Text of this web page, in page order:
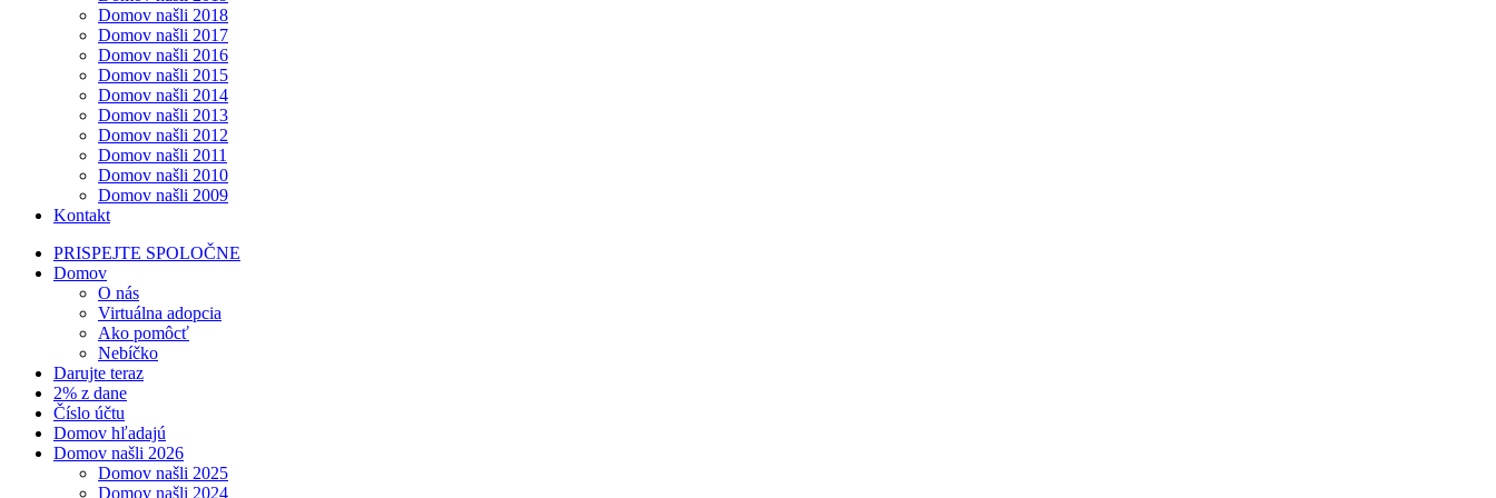
Domov našli 2018
Domov našli 2017
Domov našli 2016
Domov našli 2015
Domov našli 2014
Domov našli 2013
Domov našli 2012
Domov našli 2011
Domov našli 2010
Domov našli 2009
Kontakt
PRISPEJTE SPOLOČNE
Domov
O nás
Virtuálna adopcia
Ako pomôcť
Nebíčko
Darujte teraz
2% z dane
Číslo účtu
Domov hľadajú
Domov našli 2026
Domov našli 2025
Domov našli 2024